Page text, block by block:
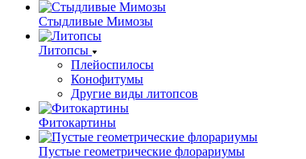
Стыдливые Мимозы
Литопсы
Плейоспилосы
Конофитумы
Другие виды литопсов
Фитокартины
Пустые геометрические флорариумы